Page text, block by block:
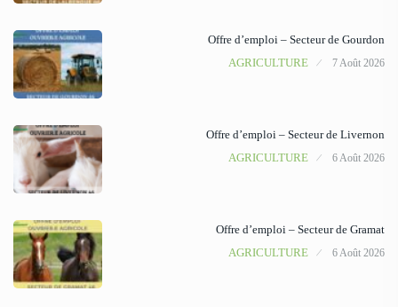
Offre d’emploi – Secteur de Gourdon
AGRICULTURE
7 Août 2026
Offre d’emploi – Secteur de Livernon
AGRICULTURE
6 Août 2026
Offre d’emploi – Secteur de Gramat
AGRICULTURE
6 Août 2026